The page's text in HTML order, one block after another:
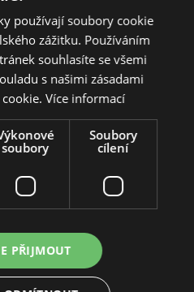
Cena
80,- KČ
(3,56 EUR)
používají soubory cookie
zážitku. Používáním
souhlasíte se všemi
s našimi zásadami
cookie.Více informací
soubory
Soubory
cílení
PŘIJMOUT